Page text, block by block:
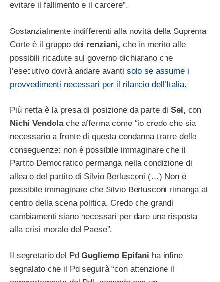
evitare il fallimento e il carcere”.
Sostanzialmente indifferenti alla novità della Suprema
Corte è il gruppo dei renziani, che in merito alle
possibili ricadute sul governo dichiarano che
l’esecutivo dovrà andare avanti solo se assume i
provvedimenti necessari per il rilancio dell’Italia.
Più netta è la presa di posizione da parte di Sel, con
Nichi Vendolache afferma come “io credo che sia
necessario a fronte di questa condanna trarre delle
conseguenze: non è possibile immaginare che il
Partito Democratico permanga nella condizione di
alleato del partito di Silvio Berlusconi (…) Non è
possibile immaginare che Silvio Berlusconi rimanga al
centro della scena politica. Credo che grandi
cambiamenti siano necessari per dare una risposta
alla crisi morale del Paese”.
Il segretario del Pd Gugliemo Epifani ha infine
segnalato che il Pd seguirà “con attenzione il